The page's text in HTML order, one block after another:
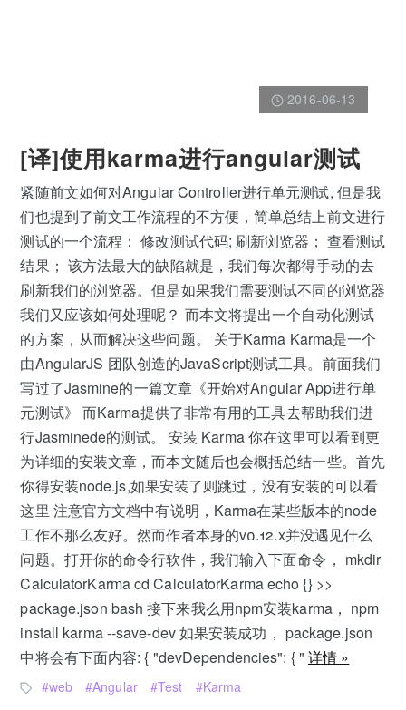
2016-06-13
[译]使用karma进行angular测试
紧随前文如何对Angular Controller进行单元测试, 但是我
们也提到了前文工作流程的不方便，简单总结上前文进行
测试的一个流程： 修改测试代码; 刷新浏览器； 查看测试
结果； 该方法最大的缺陷就是，我们每次都得手动的去
刷新我们的浏览器。但是如果我们需要测试不同的浏览器
我们又应该如何处理呢？ 而本文将提出一个自动化测试
的方案，从而解决这些问题。 关于Karma Karma是一个
由AngularJS 团队创造的JavaScript测试工具。前面我们
写过了Jasmine的一篇文章《开始对Angular App进行单
元测试》 而Karma提供了非常有用的工具去帮助我们进
行Jasminede的测试。 安装 Karma 你在这里可以看到更
为详细的安装文章，而本文随后也会概括总结一些。首先
你得安装node.js,如果安装了则跳过，没有安装的可以看
这里 注意官方文档中有说明，Karma在某些版本的node
工作不那么友好。然而作者本身的v0.12.x并没遇见什么
问题。打开你的命令行软件，我们输入下面命令， mkdir
CalculatorKarma cd CalculatorKarma echo {} >>
package.json bash 接下来我么用npm安装karma， npm
install karma --save-dev 如果安装成功， package.json
中将会有下面内容: { "devDependencies": { " 详情 »
web Angular Test Karma